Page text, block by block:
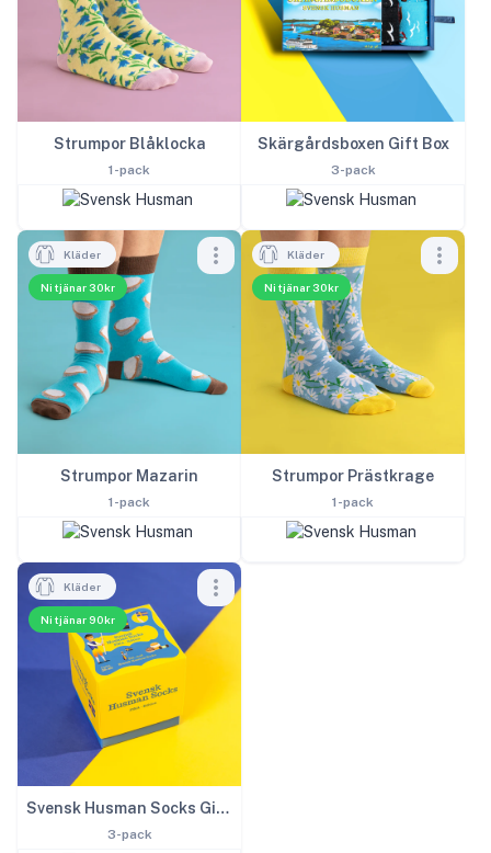
Strumpor Blåklocka
1-pack
Skärgårdsboxen Gift Box
3-pack
Ni tjänar 30kr
Kläder
Strumpor Mazarin
1-pack
Ni tjänar 30kr
Kläder
Strumpor Prästkrage
1-pack
Ni tjänar 90kr
Kläder
Svensk Husman Socks Gift Box
3-pack